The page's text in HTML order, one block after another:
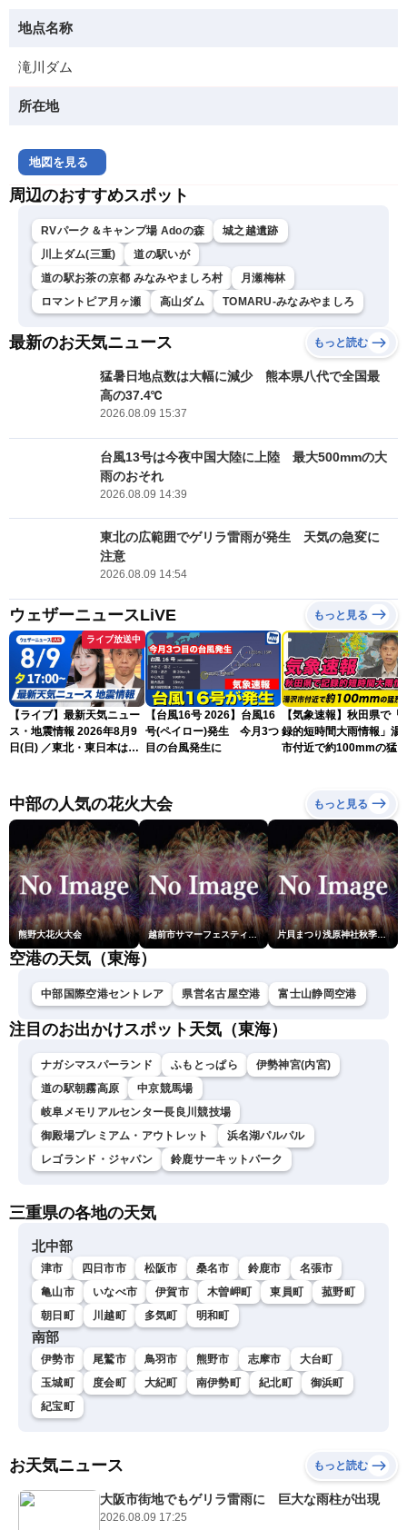
地点名称
滝川ダム
所在地
地図を見る
周辺のおすすめスポット
RVパーク＆キャンプ場 Adoの森
城之越遺跡
川上ダム(三重)
道の駅いが
道の駅お茶の京都 みなみやましろ村
月瀬梅林
ロマントピア月ヶ瀬
高山ダム TOMARU-みなみやましろ
最新のお天気ニュース もっと読む
猛暑日地点数は大幅に減少 熊本県八代で全国最
高の37.4℃
2026.08.09 15:37
台風13号は今夜中国大陸に上陸 最大500mmの大
雨のおそれ
2026.08.09 14:39
東北の広範囲でゲリラ雷雨が発生 天気の急変に
注意
2026.08.09 14:54
ウェザーニュースLiVE もっと見る
ライブ放送中
【ライブ】最新天気ニュー
ス・地震情報 2026年8月9
日(日) ／東北・東日本は急
北美月／芳野達郎〉
【台風16号 2026】台風16
号(ペイロー)発生 今月3つ
目の台風発生に
【気象速報】秋田県で「
録的短時間大雨情報」湯
市付近で約100mmの猛烈
中部の人気の花火大会 もっと見る
熊野大花火大会 越前市サマーフェスティバル花火大会 片貝まつり浅原神社秋季例大祭奉納大煙火
空港の天気（東海）
中部国際空港セントレア 県営名古屋空港 富士山静岡空港
注目のお出かけスポット天気（東海）
ナガシマスパーランド ふもとっぱら
伊勢神宮(内宮)
道の駅朝霧高原
中京競馬場
岐阜メモリアルセンター長良川競技場
御殿場プレミアム・アウトレット
浜名湖パルパル
レゴランド・ジャパン
鈴鹿サーキットパーク
三重県の各地の天気
北中部
津市 四日市市 松阪市 桑名市 鈴鹿市
名張市
亀山市
いなべ市 伊賀市 木曽岬町 東員町
菰野町
朝日町
川越町 多気町 明和町
南部
伊勢市 尾鷲市 鳥羽市 熊野市 志摩市
大台町
玉城町
度会町 大紀町 南伊勢町 紀北町
御浜町
紀宝町
お天気ニュース もっと読む
大阪市街地でもゲリラ雷雨に 巨大な雨柱が出現
2026.08.09 17:25